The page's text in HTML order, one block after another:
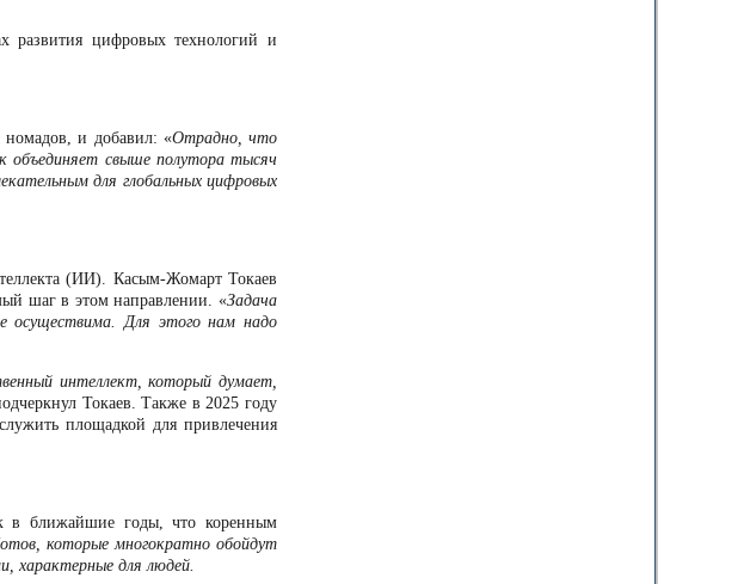
развития цифровых технологий и
номадов, и добавил: «Отрадно, что
объединяет свыше полутора тысяч
для глобальных цифровых
(ИИ). Касым-Жомарт Токаев
шаг в этом направлении. «Задача
осуществима. Для этого нам надо
интеллект, который думает,
Токаев. Также в 2025 году
площадкой для привлечения
в ближайшие годы, что коренным
которые многократно обойдут
характерные для людей.